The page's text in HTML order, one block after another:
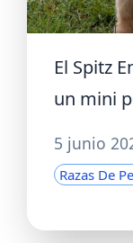
El Spitz
un mini
5 junio
Razas De